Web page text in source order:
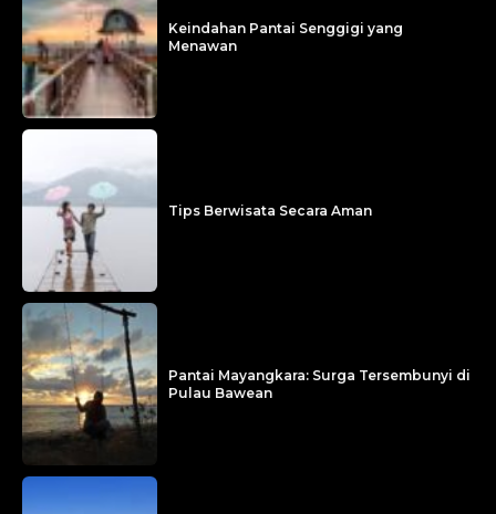
Keindahan Pantai Senggigi yang
Menawan
Tips Berwisata Secara Aman
Pantai Mayangkara: Surga Tersembunyi di
Pulau Bawean